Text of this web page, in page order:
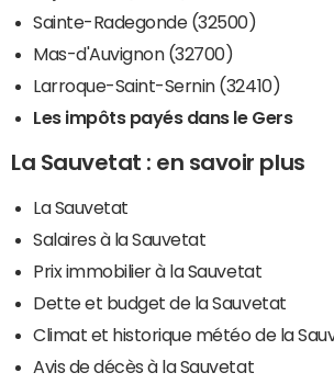
Sainte-Radegonde (32500)
Mas-d'Auvignon (32700)
Larroque-Saint-Sernin (32410)
Les impôts payés dans le Gers
La Sauvetat : en savoir plus
La Sauvetat
Salaires à la Sauvetat
Prix immobilier à la Sauvetat
Dette et budget de la Sauvetat
Climat et historique météo de la
Avis de décès à la Sauvetat